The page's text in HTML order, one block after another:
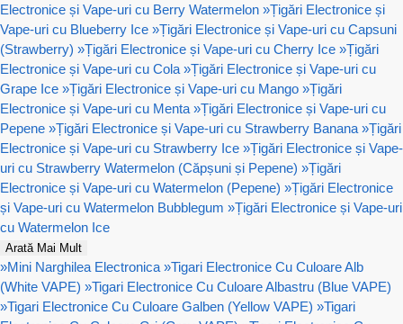
Electronice și Vape-uri cu Berry Watermelon »Țigări Electronice și
Vape-uri cu Blueberry Ice »Țigări Electronice și Vape-uri cu Capsuni
(Strawberry) »Țigări Electronice și Vape-uri cu Cherry Ice »Țigări
Electronice și Vape-uri cu Cola »Țigări Electronice și Vape-uri cu
Grape Ice »Țigări Electronice și Vape-uri cu Mango »Țigări
Electronice și Vape-uri cu Menta »Țigări Electronice și Vape-uri cu
Pepene »Țigări Electronice și Vape-uri cu Strawberry Banana »Țigări
Electronice și Vape-uri cu Strawberry Ice »Țigări Electronice și Vape-
uri cu Strawberry Watermelon (Căpșuni și Pepene) »Țigări
Electronice și Vape-uri cu Watermelon (Pepene) »Țigări Electronice
și Vape-uri cu Watermelon Bubblegum »Țigări Electronice și Vape-uri
cu Watermelon Ice
Arată Mai Mult
»Mini Narghilea Electronica »Tigari Electronice Cu Culoare Alb
(White VAPE) »Tigari Electronice Cu Culoare Albastru (Blue VAPE)
»Tigari Electronice Cu Culoare Galben (Yellow VAPE) »Tigari